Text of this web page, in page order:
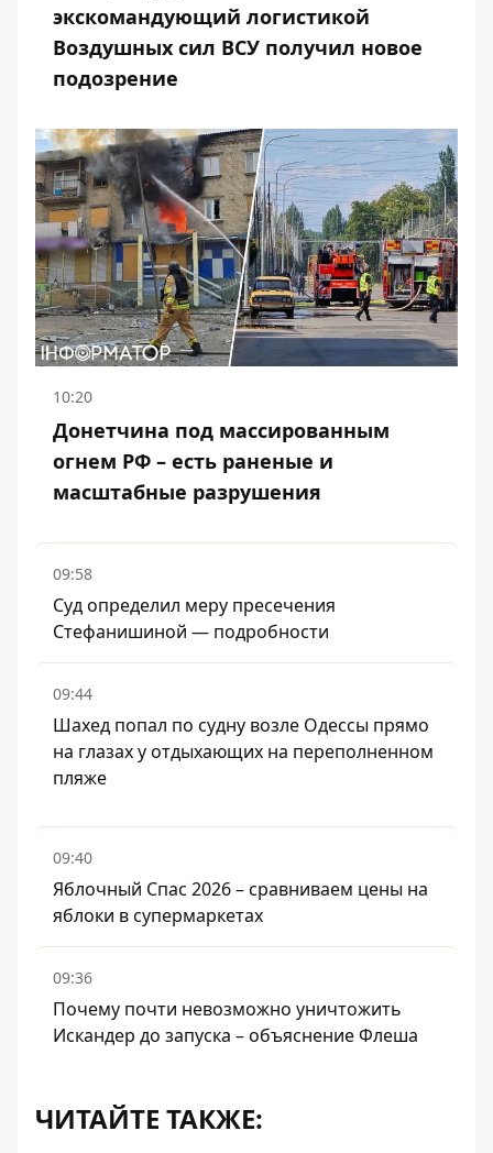
экскомандующий логистикой
Воздушных сил ВСУ получил новое
подозрение
10:20
Донетчина под массированным
огнем РФ – есть раненые и
масштабные разрушения
09:58
Суд определил меру пресечения
Стефанишиной — подробности
09:44
Шахед попал по судну возле Одессы прямо
на глазах у отдыхающих на переполненном
пляже
09:40
Яблочный Спас 2026 – сравниваем цены на
яблоки в супермаркетах
09:36
Почему почти невозможно уничтожить
Искандер до запуска – объяснение Флеша
ЧИТАЙТЕ ТАКЖЕ: